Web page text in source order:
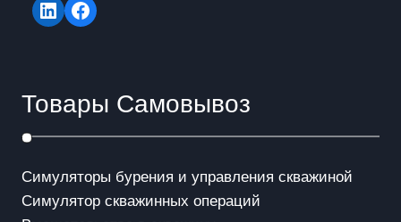
LinkedInFacebook
Товары Самовывоз
Симуляторы бурения и управления скважиной
Симулятор скважинных операций